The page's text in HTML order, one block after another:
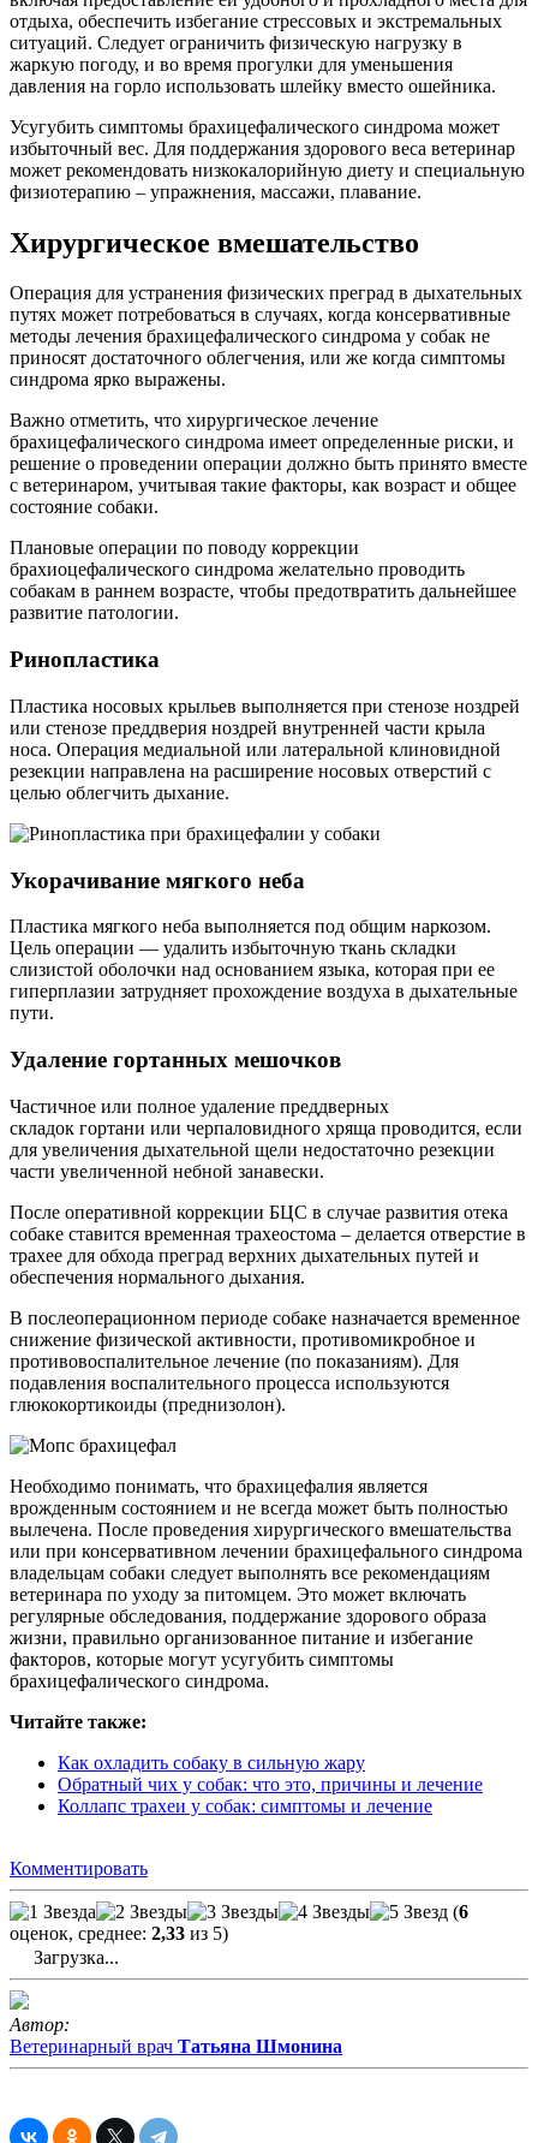
отдыха, обеспечить избегание стрессовых и экстремальных
ситуаций. Следует ограничить физическую нагрузку в
жаркую погоду, и во время прогулки для уменьшения
давления на горло использовать шлейку вместо ошейника.
Усугубить симптомы брахицефалического синдрома может
избыточный вес. Для поддержания здорового веса ветеринар
может рекомендовать низкокалорийную диету и специальную
физиотерапию – упражнения, массажи, плавание.
Хирургическое вмешательство
Операция для устранения физических преград в дыхательных
путях может потребоваться в случаях, когда консервативные
методы лечения брахицефалического синдрома у собак не
приносят достаточного облегчения, или же когда симптомы
синдрома ярко выражены.
Важно отметить, что хирургическое лечение
брахицефалического синдрома имеет определенные риски, и
решение о проведении операции должно быть принято вместе
с ветеринаром, учитывая такие факторы, как возраст и общее
состояние собаки.
Плановые операции по поводу коррекции
брахиоцефалического синдрома желательно проводить
собакам в раннем возрасте, чтобы предотвратить дальнейшее
развитие патологии.
Ринопластика
Пластика носовых крыльев выполняется при стенозе ноздрей
или стенозе преддверия ноздрей внутренней части крыла
носа. Операция медиальной или латеральной клиновидной
резекции направлена на расширение носовых отверстий с
целью облегчить дыхание.
Укорачивание мягкого неба
Пластика мягкого неба выполняется под общим наркозом.
Цель операции — удалить избыточную ткань складки
слизистой оболочки над основанием языка, которая при ее
гиперплазии затрудняет прохождение воздуха в дыхательные
пути.
Удаление гортанных мешочков
Частичное или полное удаление преддверных
складок гортани или черпаловидного хряща проводится, если
для увеличения дыхательной щели недостаточно резекции
части увеличенной небной занавески.
После оперативной коррекции БЦС в случае развития отека
собаке ставится временная трахеостома – делается отверстие в
трахее для обхода преград верхних дыхательных путей и
обеспечения нормального дыхания.
В послеоперационном периоде собаке назначается временное
снижение физической активности, противомикробное и
противовоспалительное лечение (по показаниям). Для
подавления воспалительного процесса используются
глюкокортикоиды (преднизолон).
Необходимо понимать, что брахицефалия является
врожденным состоянием и не всегда может быть полностью
вылечена. После проведения хирургического вмешательства
или при консервативном лечении брахицефального синдрома
владельцам собаки следует выполнять все рекомендациям
ветеринара по уходу за питомцем. Это может включать
регулярные обследования, поддержание здорового образа
жизни, правильно организованное питание и избегание
факторов, которые могут усугубить симптомы
брахицефалического синдрома.
Читайте также:
Как охладить собаку в сильную жару
Обратный чих у собак: что это, причины и лечение
Коллапс трахеи у собак: симптомы и лечение
Комментировать
(6
оценок, среднее: 2,33 из 5)
Загрузка...
Автор:
Ветеринарный врач Татьяна Шмонина